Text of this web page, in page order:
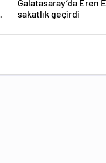
Galatasaray’da Eren
sakatlık geçirdi